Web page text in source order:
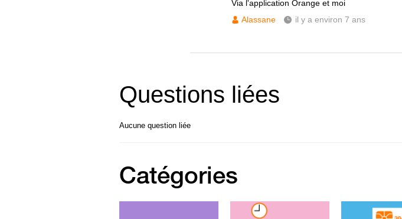
Via l'application Orange et moi
Alassane
il y a environ 7 ans
Questions liées
Aucune question liée
Catégories